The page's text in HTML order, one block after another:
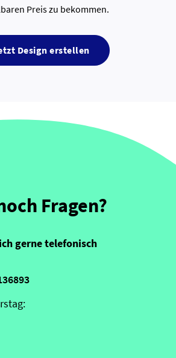
Preis zu bekommen.
Design erstellen
Fragen?
gerne telefonisch